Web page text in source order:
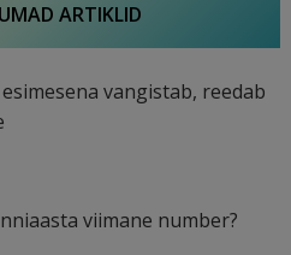
ARTIKLID
vangistab, reedab
viimane number?